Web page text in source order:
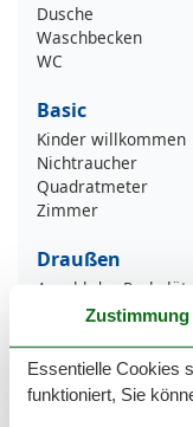
Dusche
Waschbecken
WC
Basic
Kinder willkommen
Nichtraucher
Quadratmeter
Zimmer
Draußen
Anzahl der Parkplätze
Privater P-Platz
Entfernung
Zustimmung
Essentielle Cookies
funktioniert, Sie